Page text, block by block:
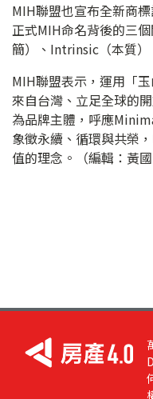
MIH聯盟也宣布全新商
正式MIH命名背後的三
簡）、Intrinsic（本質
MIH聯盟表示，運用「
來自台灣、立足全球的
為品牌主體，呼應
象徵永續、循環與共榮
值的理念。（編輯：黃